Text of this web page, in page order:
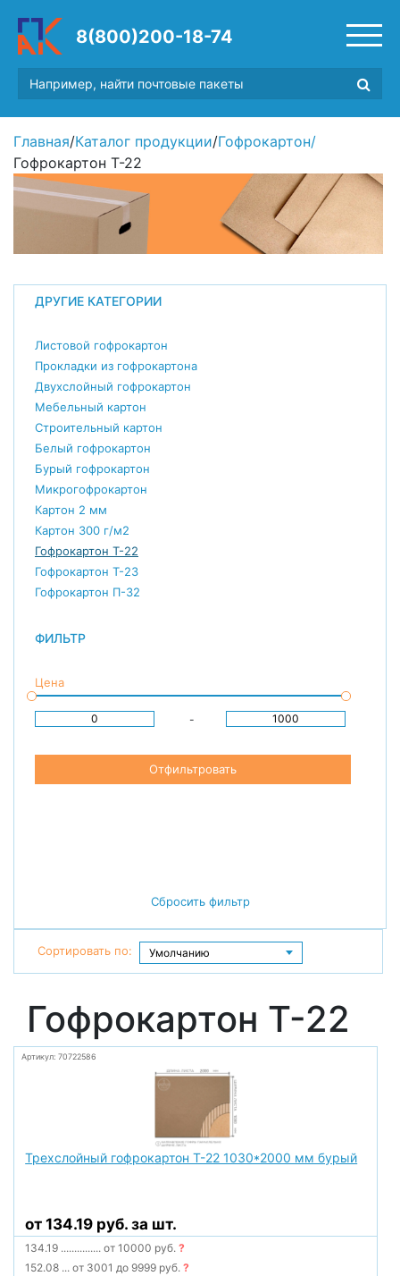
8(800)200-18-74
Главная/Каталог продукции/Гофрокартон/
Гофрокартон Т-22
ДРУГИЕ КАТЕГОРИИ
Листовой гофрокартон
Прокладки из гофрокартона
Двухслойный гофрокартон
Мебельный картон
Строительный картон
Белый гофрокартон
Бурый гофрокартон
Микрогофрокартон
Картон 2 мм
Картон 300 г/м2
Гофрокартон Т-22
Гофрокартон Т-23
Гофрокартон П-32
ФИЛЬТР
Цена
-
Отфильтровать
Сбросить фильтр
Сортировать по:
Гофрокартон Т-22
Артикул: 70722586
Трехслойный гофрокартон Т-22 1030*2000 мм бурый
от 134.19 руб. за шт.
134.19 ............... от 10000 руб.?
152.08 ... от 3001 до 9999 руб.?